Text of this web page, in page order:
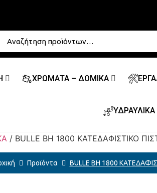
ΧΡΩΜΑΤΑ – ΔΟΜΙΚΑ
ΥΔΡΑΥΛΙΚΑ
/ BULLE BH 1800 ΚΑΤΕΔΑΦΙΣΤΙΚΟ
Προϊόντα BULLE BH 1800